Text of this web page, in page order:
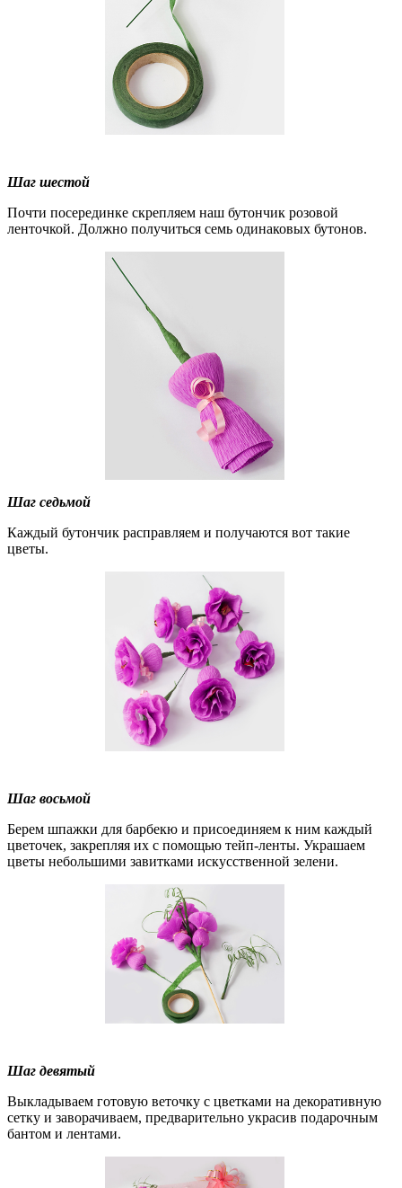
Шаг шестой
Почти посерединке скрепляем наш бутончик розовой
ленточкой. Должно получиться семь одинаковых бутонов.
Шаг седьмой
Каждый бутончик расправляем и получаются вот такие
цветы.
Шаг восьмой
Берем шпажки для барбекю и присоединяем к ним каждый
цветочек, закрепляя их с помощью тейп-ленты. Украшаем
цветы небольшими завитками искусственной зелени.
Шаг девятый
Выкладываем готовую веточку с цветками на декоративную
сетку и заворачиваем, предварительно украсив подарочным
бантом и лентами.